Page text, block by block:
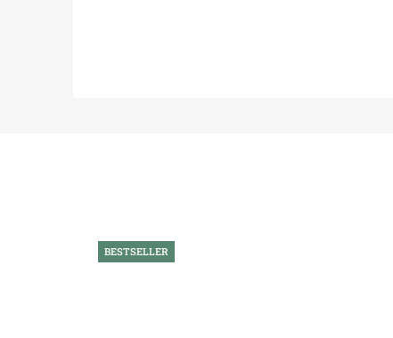
BESTSELLER